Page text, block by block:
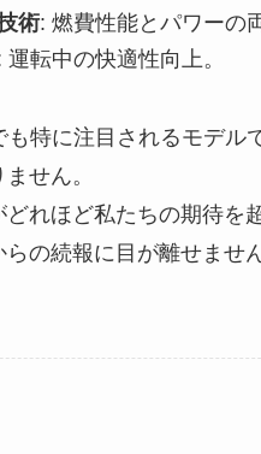
術: 燃費性能とパワーの
運転中の快適性向上。
特に注目されるモデル
せん。
れほど私たちの期待を
の続報に目が離せません